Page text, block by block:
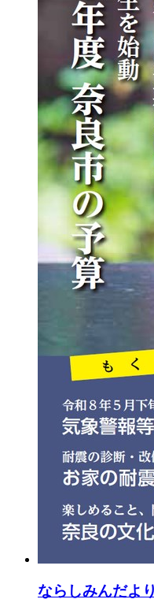
ならしみんだよ